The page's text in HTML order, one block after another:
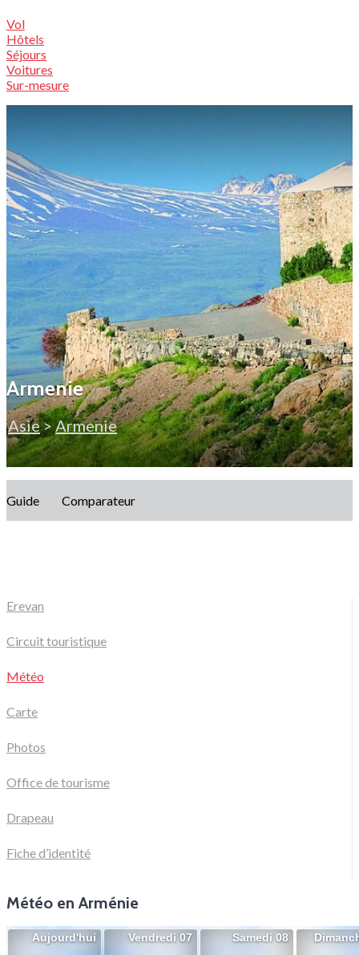
Vol
Hôtels
Séjours
Voitures
Sur-mesure
Armenie
Asie>Armenie
Guide Comparateur
Erevan
Circuit touristique
Météo
Carte
Photos
Office de tourisme
Drapeau
Fiche d’identité
Météo en Arménie